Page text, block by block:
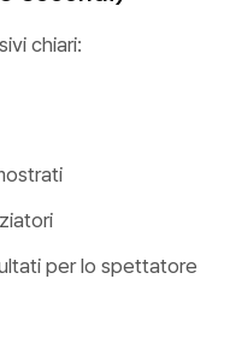
chiari:
per lo spettatore